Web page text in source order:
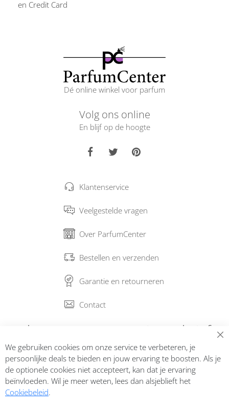
en Credit Card
Dé online winkel voor parfum
Volg ons online
En blijf op de hoogte
Klantenservice
Veelgestelde vragen
Over ParfumCenter
Bestellen en verzenden
Garantie en retourneren
Contact
Abonneer op onze nieuwsbrief
Inschrijven
We gebruiken cookies om onze service te verbeteren, je
persoonlijke deals te bieden en jouw ervaring te boosten. Als je
de optionele cookies niet accepteert, kan dat je ervaring
beïnvloeden. Wil je meer weten, lees dan alsjeblieft het
Cookiebeleid.